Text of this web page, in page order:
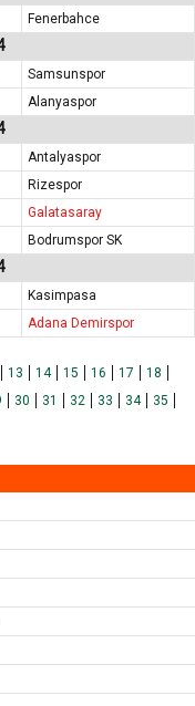
Fenerbahce
Samsunspor
Alanyaspor
Antalyaspor
Rizespor
Galatasaray
Bodrumspor SK
Kasimpasa
Adana Demirspor
13 14 15 16 17
18
30 31 32 33 34
35